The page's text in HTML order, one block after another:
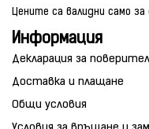
Цените са валидни само за
Информация
Декларация за
Доставка и плащане
Общи условия